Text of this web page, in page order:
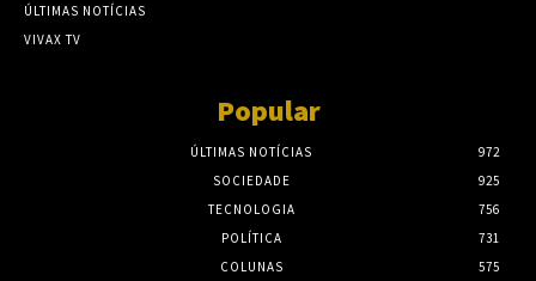
ÚLTIMAS NOTÍCIAS
VIVAX TV
Popular
ÚLTIMAS NOTÍCIAS
972
SOCIEDADE
925
TECNOLOGIA
756
POLÍTICA
731
COLUNAS
575